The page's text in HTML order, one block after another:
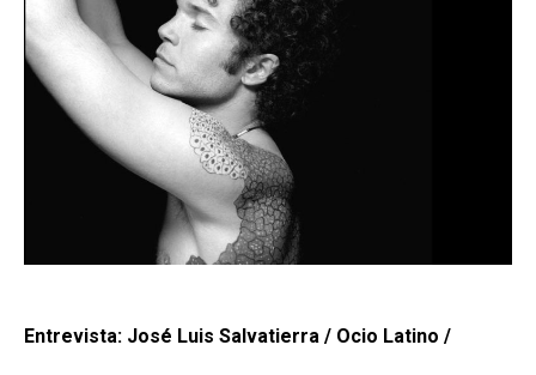
Entrevista: José Luis Salvatierra / Ocio Latino /